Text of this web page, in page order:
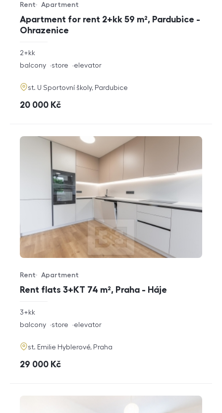
Apartment for rent 2+kk 59 m², Pardubice -
Ohrazenice
Offer type
Rent
Property type
Apartment
rozměry
disposition
2+kk
funkce
balcony store elevator
adresa
st. U Sportovní školy, Pardubice
cena
20 000 Kč
Rent flats 3+KT 74 m², Praha - Háje
Offer type
Rent
Property type
Apartment
rozměry
3+kk
funkce
balcony store elevator
adresa
st. Emilie Hyblerové, Praha
cena
29 000 Kč